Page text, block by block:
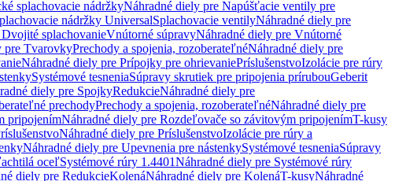
splachovacie nádržkyNáhradné diely pre Napúšťacie ventily pre
nádržky UniversalSplachovacie ventilyNáhradné diely pre
splachovanieVnútorné súpravyNáhradné diely pre Vnútorné
pre TvarovkyPrechody a spojenia, rozoberateľnéNáhradné diely pre
Náhradné diely pre Prípojky pre ohrievaniePríslušenstvoIzolácie pre rúry
Systémové tesneniaSúpravy skrutiek pre pripojenia prírubouGeberit
diely pre SpojkyRedukcieNáhradné diely pre
prechodyPrechody a spojenia, rozoberateľnéNáhradné diely pre
pripojenímNáhradné diely pre Rozdeľovače so závitovým pripojenímT-kusy
Náhradné diely pre PríslušenstvoIzolácie pre rúry a
Náhradné diely pre Upevnenia pre nástenkySystémové tesneniaSúpravy
oceľSystémové rúry 1.4401Náhradné diely pre Systémové rúry
diely pre RedukcieKolenáNáhradné diely pre KolenáT-kusyNáhradné